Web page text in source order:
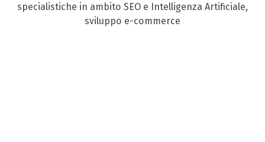
specialistiche in ambito SEO e Intelligenza Artificiale,
sviluppo e-commerce